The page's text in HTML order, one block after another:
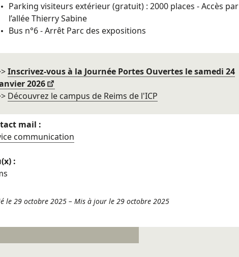
Parking visiteurs extérieur (gratuit) : 2000 places - Accès par
l’allée Thierry Sabine
Bus n°6 - Arrêt Parc des expositions
Inscrivez-vous à la Journée Portes Ouvertes le samedi 24
2026
Découvrez le campus de Reims de l'ICP
mail :
communication
:
le 29 octobre 2025 – Mis à jour le 29 octobre 2025